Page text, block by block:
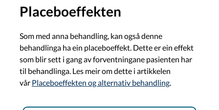
Placeboeffekten
Som med anna behandling, kan også denne
behandlinga ha ein placeboeffekt. Dette er ein effekt
som blir sett i gang av forventningane pasienten har
til behandlinga. Les meir om dette i artikkelen
vår Placeboeffekten og alternativ behandling